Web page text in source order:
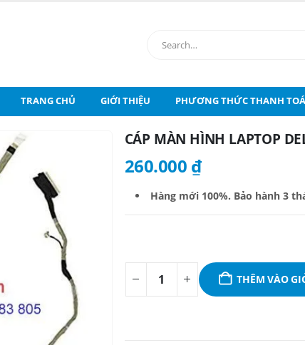
TRANG CHỦ GIỚI THIỆU PHƯƠNG THỨC THANH
CÁP MÀN HÌNH LAPTOP
260.000 ₫
Hàng mới 100%. Bảo hành 3
THÊM VÀO